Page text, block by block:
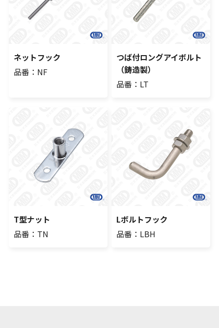
ネットフック
品番：NF
つば付ロングアイボルト
（鋳造製）
品番：LT
T型ナット
品番：TN
Lボルトフック
品番：LBH